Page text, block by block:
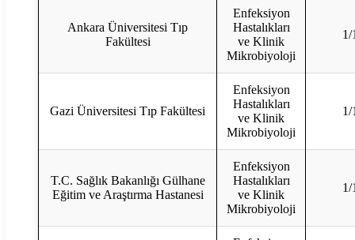
Ankara Üniversitesi Tıp
Fakültesi
Enfeksiyon
Hastalıkları
ve Klinik
Mikrobiyoloji
1/
Gazi Üniversitesi Tıp Fakültesi
Enfeksiyon
Hastalıkları
ve Klinik
Mikrobiyoloji
1/
T.C. Sağlık Bakanlığı Gülhane
Eğitim ve Araştırma Hastanesi
Enfeksiyon
Hastalıkları
ve Klinik
Mikrobiyoloji
1/